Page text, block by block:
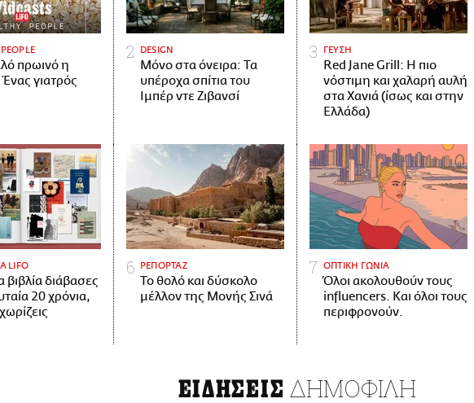
πρωινό η
γιατρός
DESIGN
Μόνο στα όνειρα: Τα
υπέροχα σπίτια του
Ιμπέρ ντε Ζιβανσί
ΓΕΥΣΗ
Red Jane Grill: Η πιο
νόστιμη και χαλαρή αυλή
στα Χανιά (ίσως και στην
Ελλάδα)
LIFO
διάβασες
20 χρόνια,
ΡΕΠΟΡΤΑΖ
Το θολό και δύσκολο
μέλλον της Μονής Σινά
ΟΠΤΙΚΗ ΓΩΝΙΑ
Όλοι ακολουθούν τους
influencers. Και όλοι τους
περιφρονούν.
ΕΙΔΗΣΕΙΣ ΔΗΜΟΦΙΛΗ